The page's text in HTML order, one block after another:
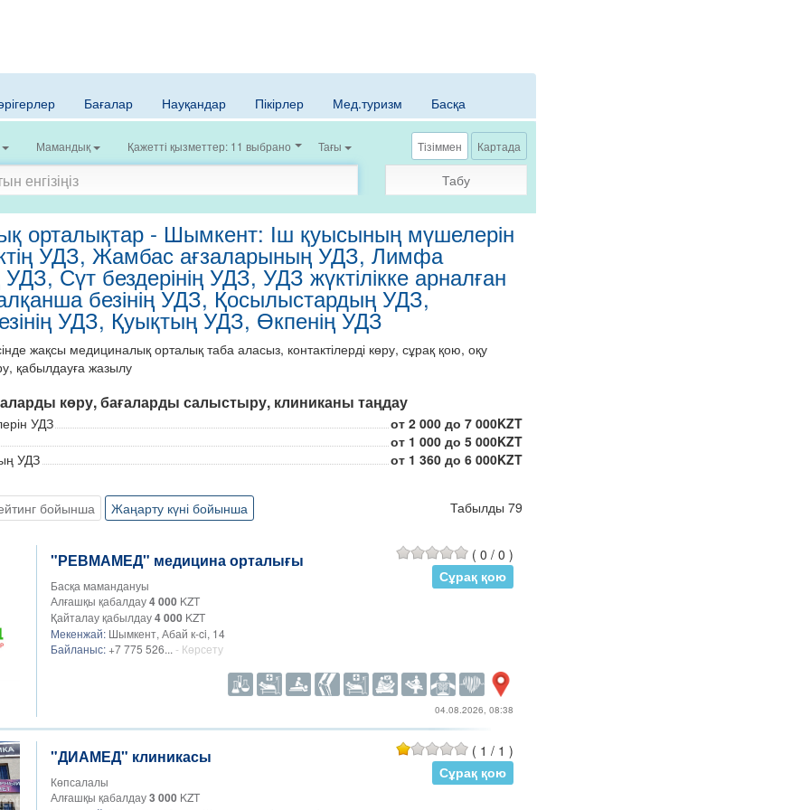
Бағалар Науқандар Пікірлер Мед.туризм Басқа
Мамандық Қажетті қызметтер: 11 выбрано Тағы Тізіммен Картада
Табу
орталықтар - Шымкент: Іш қуысының мүшелерін
УДЗ, Жамбас ағзаларының УДЗ, Лимфа
УДЗ, Сүт бездерінің УДЗ, УДЗ жүктілікке арналған
безінің УДЗ, Қосылыстардың УДЗ,
УДЗ, Қуықтың УДЗ, Өкпенің УДЗ
жақсы медициналық орталық таба аласыз, контактілерді көру, сұрақ қою, оқу
қабылдауға жазылу
көру, бағаларды салыстыру, клиниканы таңдау
УДЗ
от 2 000 до 7 000KZT
от 1 000 до 5 000KZT
УДЗ
от 1 360 до 6 000KZT
скрининг
от 1 385 до 8 000KZT
от 1 300 до 5 000KZT
от 1 000 до 4 000KZT
от 800 до 4 500KZT
бойынша Жаңарту күні бойынша Табылды 79
"РЕВМАМЕД" медицина орталығы
Басқа мамандануы
Алғашқы қабалдау4 000KZT
Қайталау қабылдау4 000KZT
Мекенжай:Шымкент, Абай к-ci, 14
Байланыс: +7 775 526... - Көрсету
( 0 / 0 )
Сұрақ қою
04.08.2026, 08:38
"ДИАМЕД" клиникасы
Көпсалалы
Алғашқы қабалдау3 000KZT
( 1 / 1 )
Сұрақ қою